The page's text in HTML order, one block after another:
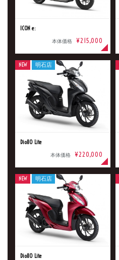
ICON e:
本体価格 ¥215,000
Dio110 Lite
本体価格 ¥220,000
NEW 明石店
Dio110 Lite
NEW 明石店
メーカー
排気量
価格